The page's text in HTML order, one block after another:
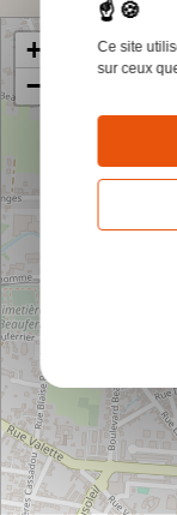
+
−
Ce site
sur ceux